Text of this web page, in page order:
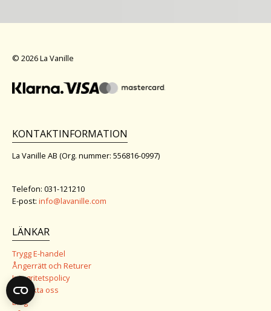
© 2026 La Vanille
KONTAKTINFORMATION
La Vanille AB (Org. nummer: 556816-0997)
Telefon: 031-121210
E-post: info@lavanille.com
LÄNKAR
Trygg E-handel
Ångerrätt och Returer
Integritetspolicy
Kontakta oss
Blog